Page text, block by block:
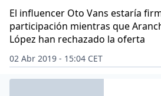
El influencer Oto Vans estaría
participación mientras que
López han rechazado la oferta
02 Abr 2019 - 15:04 CET
Archivado en: CARLOS LOZANO